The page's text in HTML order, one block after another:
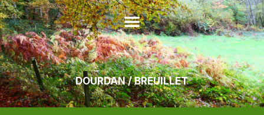
DOURDAN / BREUILLET